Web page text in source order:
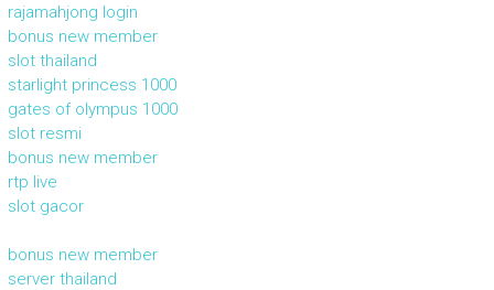
rajamahjong login
bonus new member
slot thailand
starlight princess 1000
gates of olympus 1000
slot resmi
bonus new member
rtp live
slot gacor
bonus new member
server thailand